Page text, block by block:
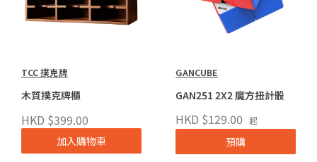
TCC 撲克牌
木質撲克牌櫃
HKD $399.00
加入購物車
GANCUBE
GAN251 2X2 魔方扭計骰
HKD $129.00 起
預購